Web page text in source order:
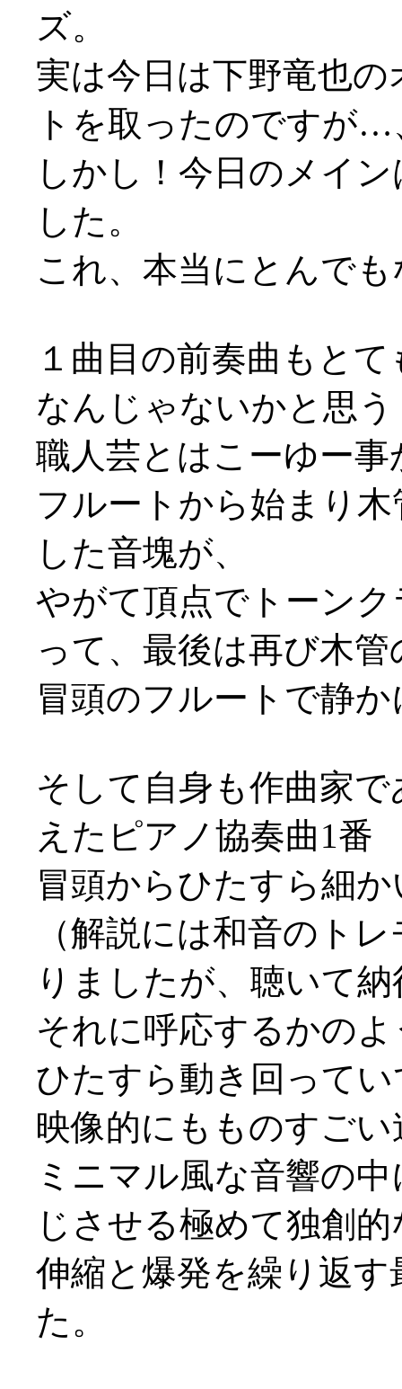
ズ。
実は今日は下野竜也
トを取ったのですが…
しかし！今日のメイ
した。
これ、本当にとんで
１曲目の前奏曲もと
なんじゃないかと思
職人芸とはこーゆー事
フルートから始まり
した音塊が、
やがて頂点でトーン
って、最後は再び木
冒頭のフルートで静
そして自身も作曲家
えたピアノ協奏曲1番
冒頭からひたすら細
（解説には和音のト
りましたが、聴いて
それに呼応するかの
ひたすら動き回って
映像的にもものすご
ミニマル風な音響の
じさせる極めて独創
伸縮と爆発を繰り返
た。